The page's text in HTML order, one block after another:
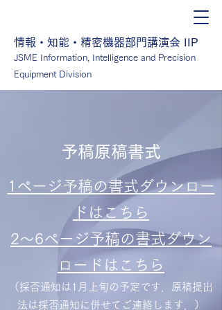
情報・知能・精密機器部門講演会 IIP
JSME Information, Intelligence and Precision
Equipment Division
予稿原稿書式
1ページ予稿の書式ダウンロー
ドはこちら
2〜6ページ予稿の書式ダウン
ロードはこちら​
​（採否通知は1月上旬の予定です．原稿提出
法は採否通知に併せてご連絡します．）